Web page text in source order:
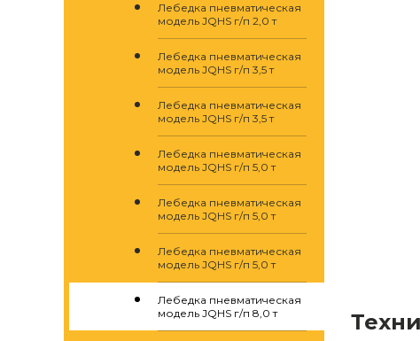
Лебедка пневматическая
модель JQHS г/п 2,0 т
Лебедка пневматическая
модель JQHS г/п 3,5 т
Лебедка пневматическая
модель JQHS г/п 3,5 т
Лебедка пневматическая
модель JQHS г/п 5,0 т
Лебедка пневматическая
модель JQHS г/п 5,0 т
Лебедка пневматическая
модель JQHS г/п 5,0 т
Лебедка пневматическая
модель JQHS г/п 8,0 т